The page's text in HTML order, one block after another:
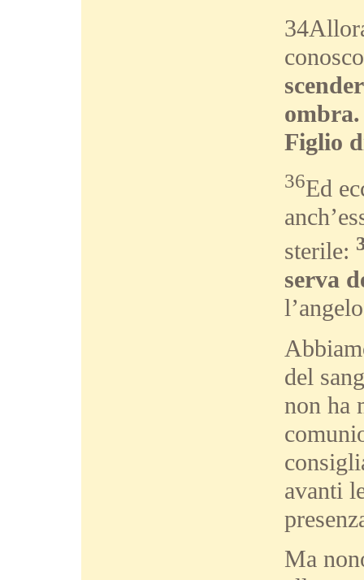
ombra.
Figlio
36Ed
sterile:
serva
del
non ha
avanti
Ma